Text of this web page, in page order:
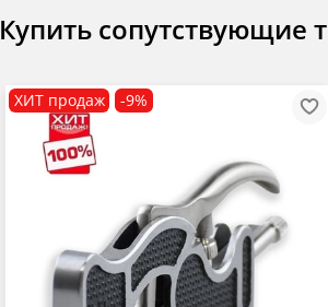
Купить сопутствующие
ХИТ продаж -9%